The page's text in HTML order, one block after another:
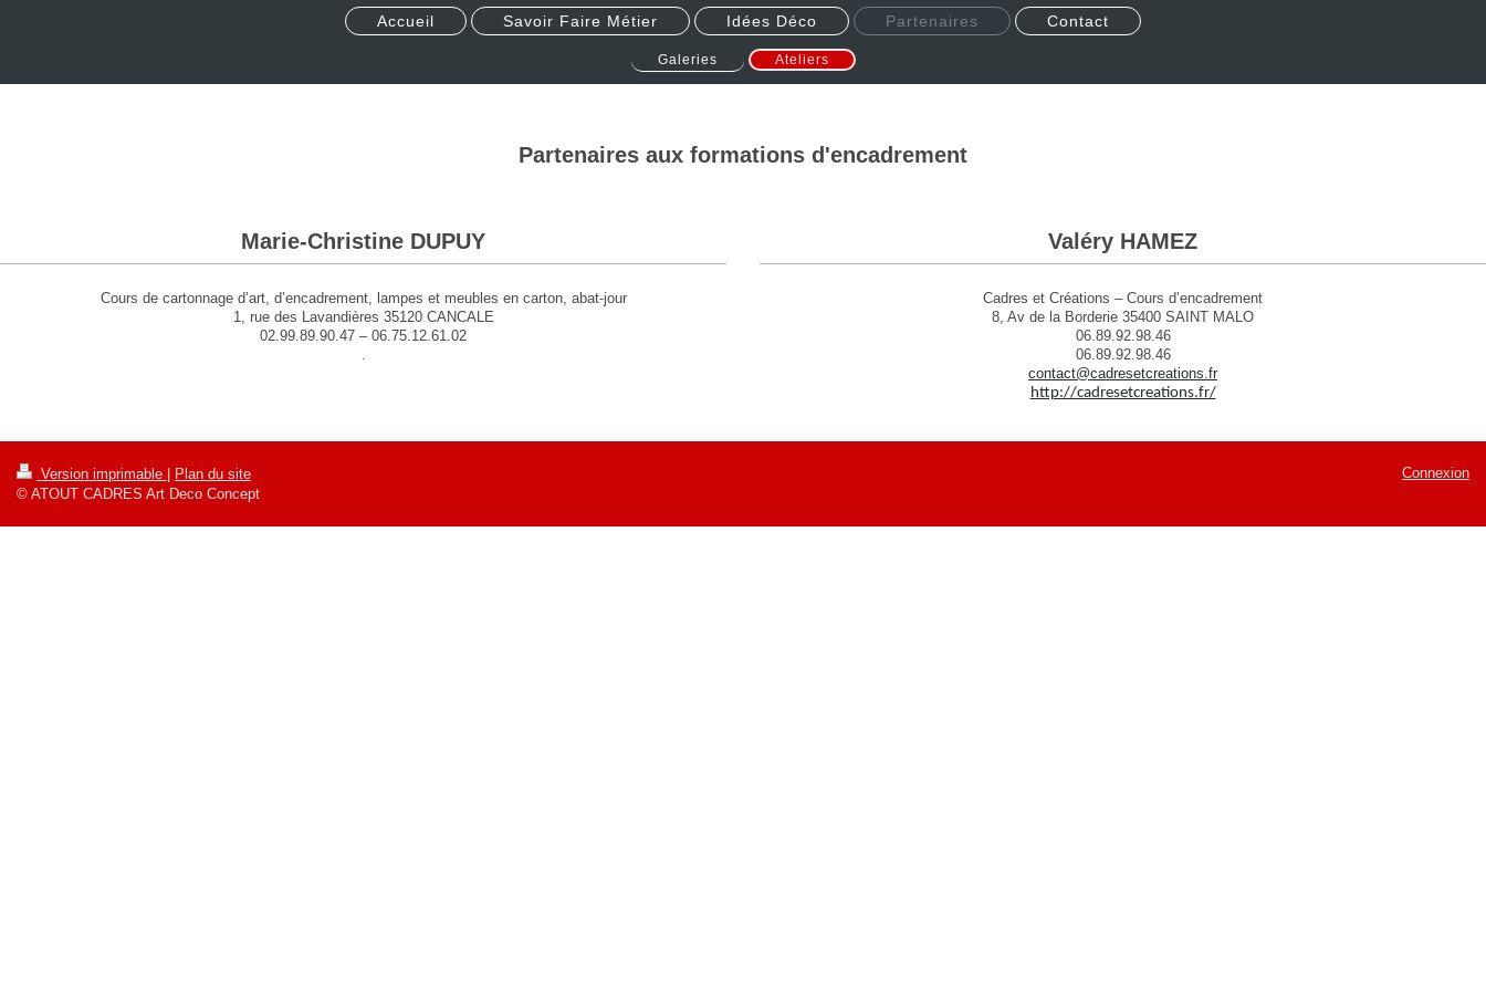
Accueil Savoir Faire Métier Idées Déco Partenaires Contact
Galeries Ateliers
Partenaires aux formations d'encadrement
Marie-Christine DUPUY
Cours de cartonnage d’art, d’encadrement, lampes et meubles en carton, abat-jour
1, rue des Lavandières 35120 CANCALE
02.99.89.90.47 – 06.75.12.61.02
.
Valéry HAMEZ
Cadres et Créations – Cours d’encadrement
8, Av de la Borderie 35400 SAINT MALO
06.89.92.98.46
06.89.92.98.46
contact@cadresetcreations.fr
http://cadresetcreations.fr/
Version imprimable
Plan du site
© ATOUT CADRES Art Deco Concept
Connexion